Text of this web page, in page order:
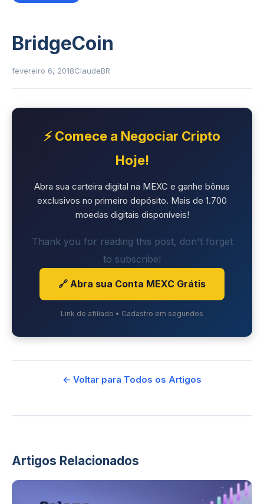
BridgeCoin
fevereiro 6, 2018ClaudeBR
⚡ Comece a Negociar Cripto
Hoje!
Abra sua carteira digital na MEXC e ganhe bônus
exclusivos no primeiro depósito. Mais de 1.700
moedas digitais disponíveis!
Thank you for reading this post, don't forget
to subscribe!
🔗 Abra sua Conta MEXC Grátis
Link de afiliado • Cadastro em segundos
← Voltar para Todos os Artigos
Artigos Relacionados